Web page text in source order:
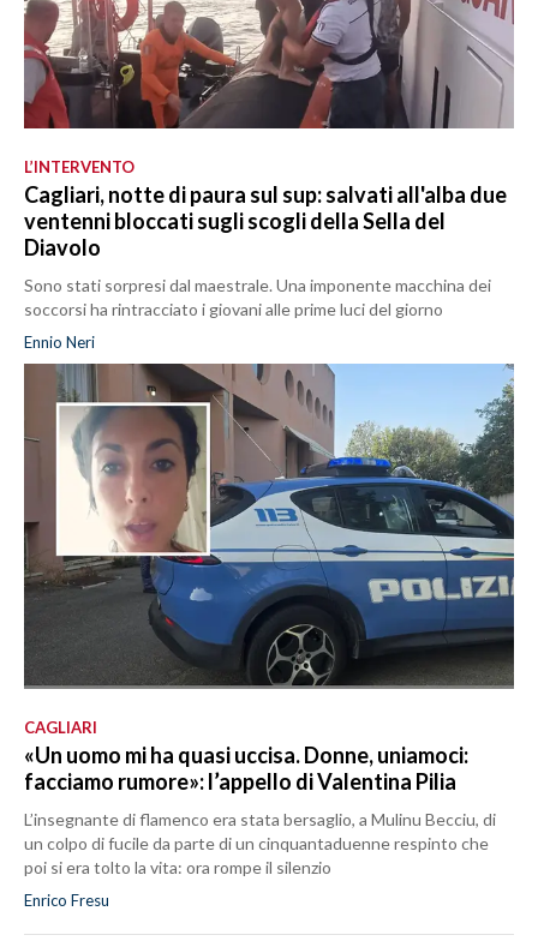
L’INTERVENTO
Cagliari, notte di paura sul sup: salvati all'alba due
ventenni bloccati sugli scogli della Sella del
Diavolo
Sono stati sorpresi dal maestrale. Una imponente macchina dei
soccorsi ha rintracciato i giovani alle prime luci del giorno
Ennio Neri
CAGLIARI
«Un uomo mi ha quasi uccisa. Donne, uniamoci:
facciamo rumore»: l’appello di Valentina Pilia
L’insegnante di flamenco era stata bersaglio, a Mulinu Becciu, di
un colpo di fucile da parte di un cinquantaduenne respinto che
poi si era tolto la vita: ora rompe il silenzio
Enrico Fresu